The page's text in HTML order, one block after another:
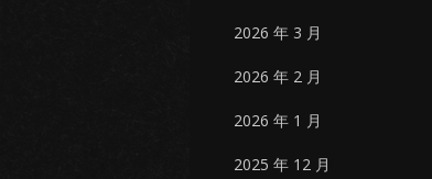
2026 年 3 月
2026 年 2 月
2026 年 1 月
2025 年 12 月